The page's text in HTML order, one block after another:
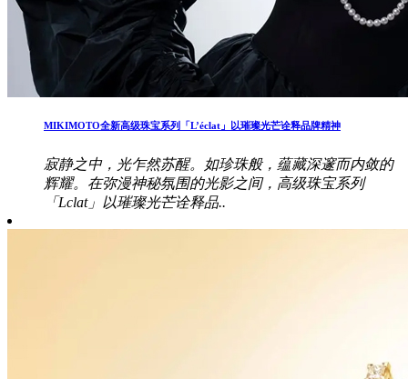
MIKIMOTO全新高级珠宝系列「L’éclat」以璀璨光芒诠释品牌精神
寂静之中，光乍然苏醒。如珍珠般，蕴藏深邃而内敛的
辉耀。在弥漫神秘氛围的光影之间，高级珠宝系列
「Lclat」以璀璨光芒诠释品..